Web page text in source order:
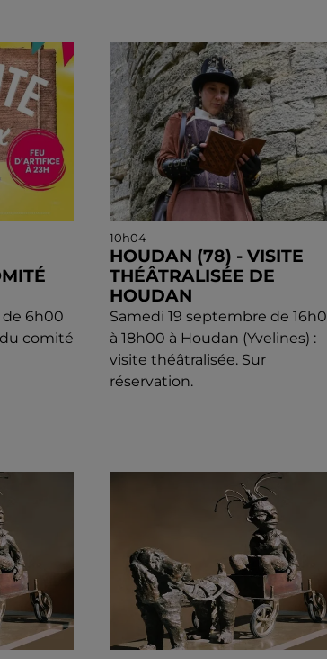
de 6h00
comité
10h04
HOUDAN (78) - VISITE
THÉÂTRALISÉE DE
HOUDAN
Samedi 19 septembre de
à 18h00 à Houdan (Yvelines) :
visite théâtralisée. Sur
réservation.